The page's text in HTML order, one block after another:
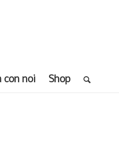
con noi Shop